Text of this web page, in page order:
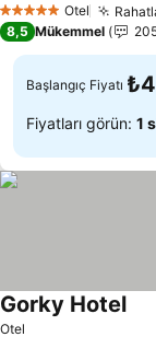
5 Yıldız Otel
8,5 Mükemmel
Başlangıç Fiyatı
Fiyatları görün: 1
Otel
Gorky Hotel